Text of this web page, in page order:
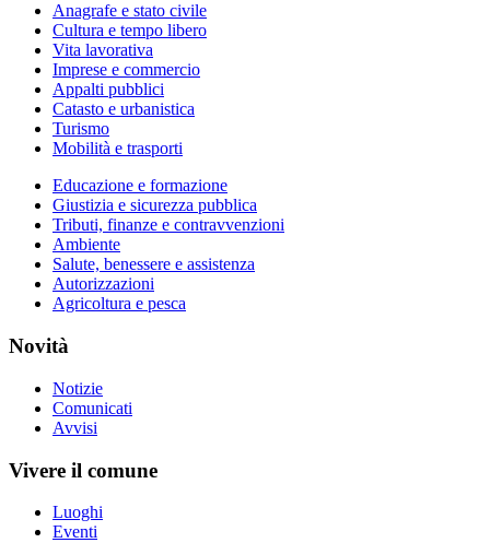
Anagrafe e stato civile
Cultura e tempo libero
Vita lavorativa
Imprese e commercio
Appalti pubblici
Catasto e urbanistica
Turismo
Mobilità e trasporti
Educazione e formazione
Giustizia e sicurezza pubblica
Tributi, finanze e contravvenzioni
Ambiente
Salute, benessere e assistenza
Autorizzazioni
Agricoltura e pesca
Novità
Notizie
Comunicati
Avvisi
Vivere il comune
Luoghi
Eventi